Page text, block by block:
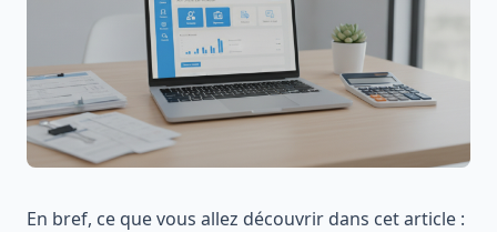
En bref, ce que vous allez découvrir dans cet article :